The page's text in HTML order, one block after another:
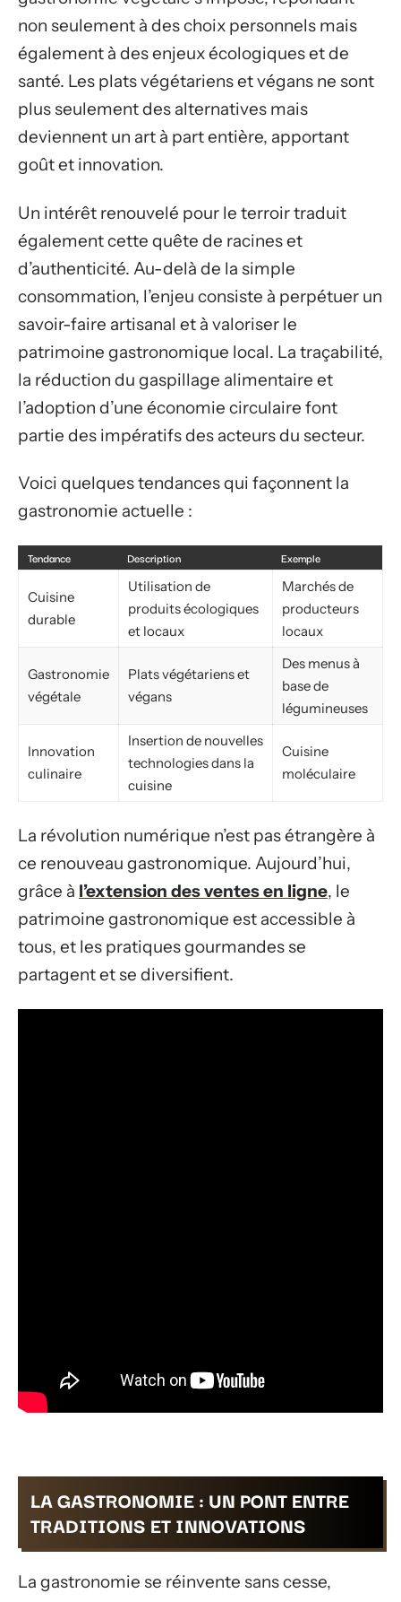
non seulement à des choix personnels mais
également à des enjeux écologiques et de
santé. Les plats végétariens et végans ne sont
plus seulement des alternatives mais
deviennent un art à part entière, apportant
goût et innovation.
Un intérêt renouvelé pour le terroir traduit
également cette quête de racines et
d’authenticité. Au-delà de la simple
consommation, l’enjeu consiste à perpétuer un
savoir-faire artisanal et à valoriser le
patrimoine gastronomique local. La traçabilité,
la réduction du gaspillage alimentaire et
l’adoption d’une économie circulaire font
partie des impératifs des acteurs du secteur.
Voici quelques tendances qui façonnent la
gastronomie actuelle :
Tendance Description Exemple
Cuisine
durable
Utilisation de
produits écologiques
et locaux
Marchés de
producteurs
locaux
Gastronomie
végétale
Plats végétariens et
végans
Des menus à
base de
légumineuses
Innovation
culinaire
Insertion de nouvelles
technologies dans la
cuisine
Cuisine
moléculaire
La révolution numérique n’est pas étrangère à
ce renouveau gastronomique. Aujourd’hui,
grâce à l’extension des ventes en ligne, le
patrimoine gastronomique est accessible à
tous, et les pratiques gourmandes se
partagent et se diversifient.
LA GASTRONOMIE : UN PONT ENTRE
TRADITIONS ET INNOVATIONS
La gastronomie se réinvente sans cesse,